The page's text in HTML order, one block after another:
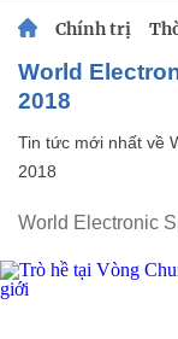
Chính trị
World Electronic Sports Games SEA Finals
2018
Tin tức mới nhất về
2018
World Electronic